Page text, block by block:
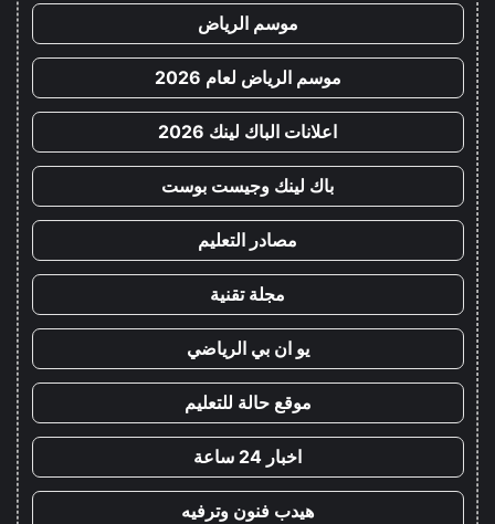
موسم الرياض
موسم الرياض لعام 2026
اعلانات الباك لينك 2026
باك لينك وجيست بوست
مصادر التعليم
مجلة تقنية
يو ان بي الرياضي
موقع حالة للتعليم
اخبار 24 ساعة
هيدب فنون وترفيه